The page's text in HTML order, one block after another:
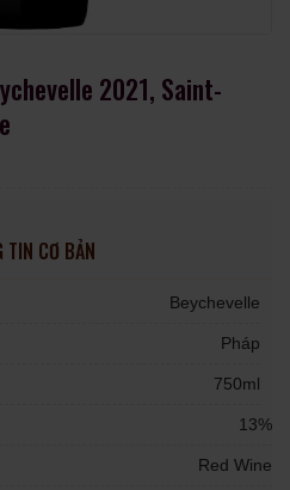
2021, Saint-
TIN CƠ BẢN
Beychevelle
Pháp
750ml
13%
Red Wine